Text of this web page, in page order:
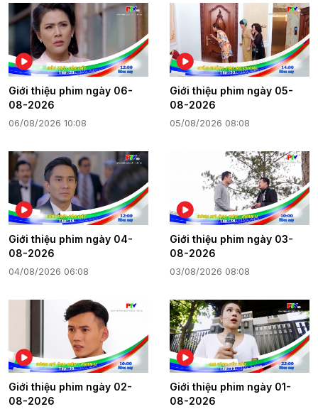
Giới thiệu phim ngày 06-
08-2026
06/08/2026 10:08
Giới thiệu phim ngày 05-
08-2026
05/08/2026 08:08
Giới thiệu phim ngày 04-
08-2026
04/08/2026 06:08
Giới thiệu phim ngày 03-
08-2026
03/08/2026 08:08
Giới thiệu phim ngày 02-
08-2026
Giới thiệu phim ngày 01-
08-2026